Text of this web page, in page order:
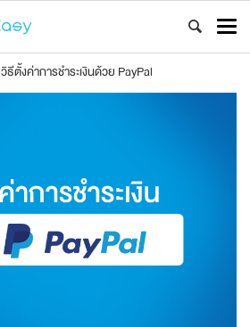
วิธีตั้งค่าการชำระเงินด้วย PayPal